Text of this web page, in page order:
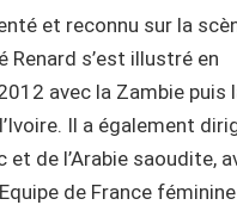
et reconnu sur la
Renard s’est illustré en
avec la Zambie puis
Il a également
de l’Arabie saoudite,
de France